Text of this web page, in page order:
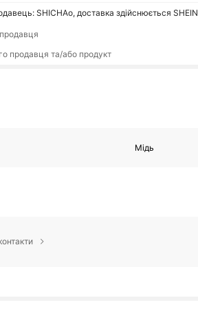
SHICHAo, доставка здійснюється SHEIN
продавця та/або продукт
Мідь